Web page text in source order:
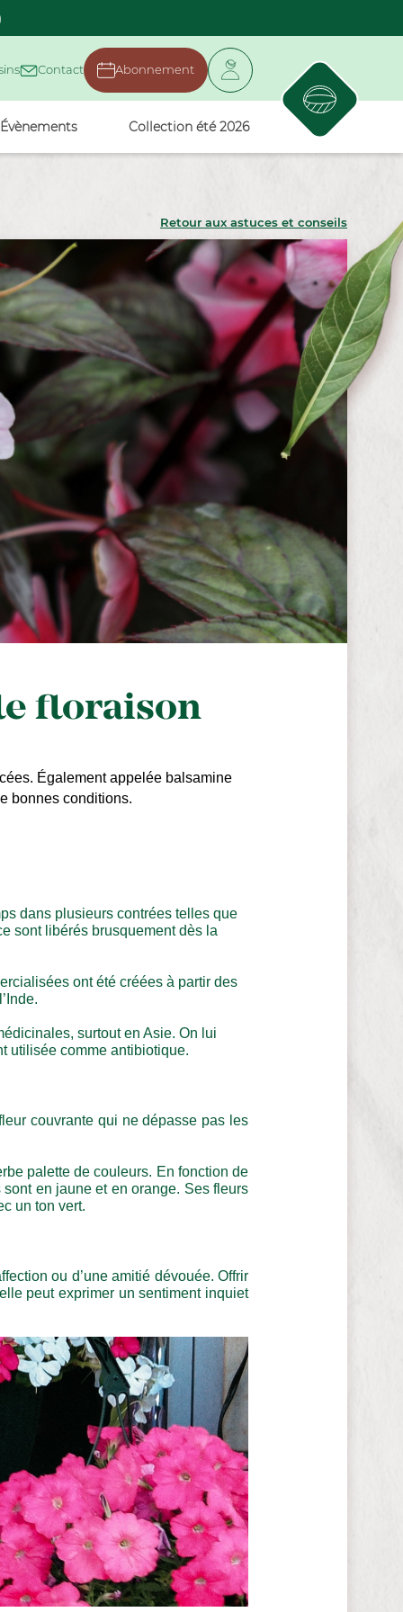
Contact Abonnement
Évènements Collection été 2026
Retour aux astuces et conseils
floraison
Également appelée balsamine
bonnes conditions.
dans plusieurs contrées telles que
sont libérés brusquement dès la
ont été créées à partir des
surtout en Asie. On lui
utilisée comme antibiotique.
couvrante qui ne dépasse pas les
palette de couleurs. En fonction de
en jaune et en orange. Ses fleurs
un ton vert.
ou d’une amitié dévouée. Offrir
peut exprimer un sentiment inquiet